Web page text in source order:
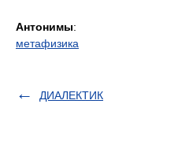
Антонимы:
метафизика
ДИАЛЕКТИК